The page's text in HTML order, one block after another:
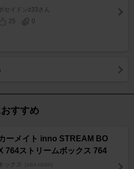
セイドンz33さん
25
0
すすめ
ーメイト inno STREAM BO
764ストリームボックス 764
ックス [ABA-H59A]